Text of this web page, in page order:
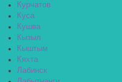
Курчатов
Куса
Кушва
Кызыл
Кыштым
Кяхта
Лабинск